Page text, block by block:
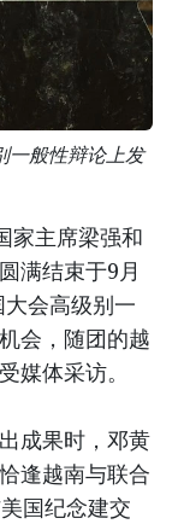
一般性辩论上发
主席梁强和
满结束于9月
会高级别一
会，随团的越
媒体采访。
成果时，邓黄
逢越南与联合
国纪念建交